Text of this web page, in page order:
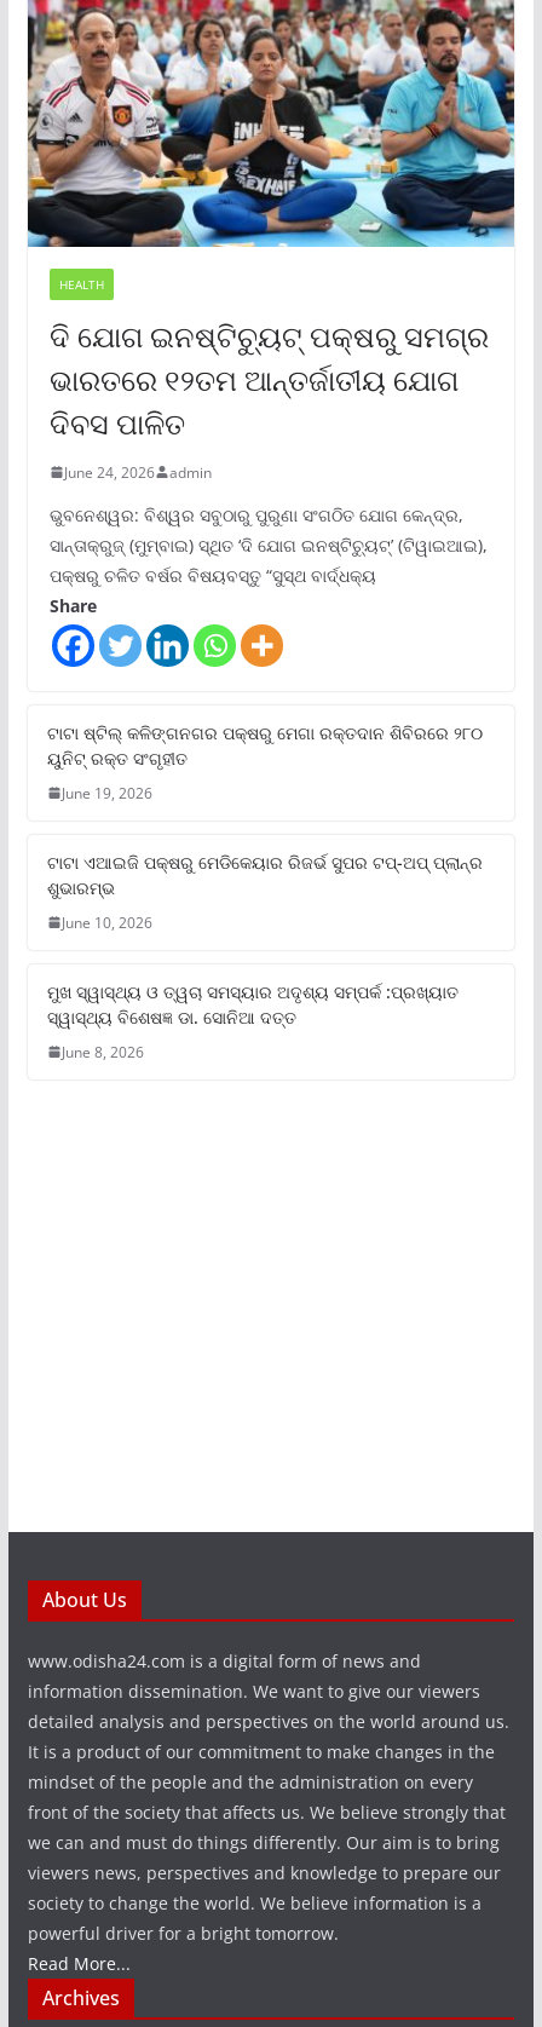
HEALTH
ଦି ଯୋଗ ଇନଷ୍ଟିଚ୍ୟୁଟ୍ ପକ୍ଷରୁ ସମଗ୍ର
ଭାରତରେ ୧୨ତମ ଆନ୍ତର୍ଜାତୀୟ ଯୋଗ
ଦିବସ ପାଳିତ
June 24, 2026 admin
ଭୁବନେଶ୍ୱର: ବିଶ୍ୱର ସବୁଠାରୁ ପୁରୁଣା ସଂଗଠିତ ଯୋଗ କେନ୍ଦ୍ର,
ସାନ୍ତାକ୍ରୁଜ୍ (ମୁମ୍ବାଇ) ସ୍ଥିତ ‘ଦି ଯୋଗ ଇନଷ୍ଟିଚ୍ୟୁଟ୍‌’ (ଟିୱାଇଆଇ),
ପକ୍ଷରୁ ଚଳିତ ବର୍ଷର ବିଷୟବସ୍ତୁ “ସୁସ୍ଥ ବାର୍ଦ୍ଧକ୍ୟ
Share
ଟାଟା ଷ୍ଟିଲ୍‌ କଳିଙ୍ଗନଗର ପକ୍ଷରୁ ମେଗା ରକ୍ତଦାନ ଶିବିରରେ ୨୮୦
ୟୁନିଟ୍‌ ରକ୍ତ ସଂଗୃହୀତ
June 19, 2026
ଟାଟା ଏଆଇଜି ପକ୍ଷରୁ ମେଡିକେୟାର ରିଜର୍ଭ ସୁପର ଟପ୍‌-ଅପ୍ ପ୍ଲାନ୍‌ର
ଶୁଭାରମ୍ଭ
June 10, 2026
ମୁଖ ସ୍ୱାସ୍ଥ୍ୟ ଓ ତ୍ୱଚା ସମସ୍ୟାର ଅଦୃଶ୍ୟ ସମ୍ପର୍କ :ପ୍ରଖ୍ୟାତ
ସ୍ୱାସ୍ଥ୍ୟ ବିଶେଷଜ୍ଞ ଡା. ସୋନିଆ ଦତ୍ତ
June 8, 2026
About Us
www.odisha24.com is a digital form of news and
information dissemination. We want to give our viewers
detailed analysis and perspectives on the world around us.
It is a product of our commitment to make changes in the
mindset of the people and the administration on every
front of the society that affects us. We believe strongly that
we can and must do things differently. Our aim is to bring
viewers news, perspectives and knowledge to prepare our
society to change the world. We believe information is a
powerful driver for a bright tomorrow.
Read More...
Archives